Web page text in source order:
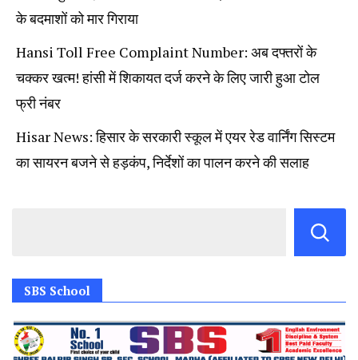
के बदमाशों को मार गिराया
Hansi Toll Free Complaint Number: अब दफ्तरों के
चक्कर खत्म! हांसी में शिकायत दर्ज करने के लिए जारी हुआ टोल
फ्री नंबर
Hisar News: हिसार के सरकारी स्कूल में एयर रेड वार्निंग सिस्टम
का सायरन बजने से हड़कंप, निर्देशों का पालन करने की सलाह
SBS School